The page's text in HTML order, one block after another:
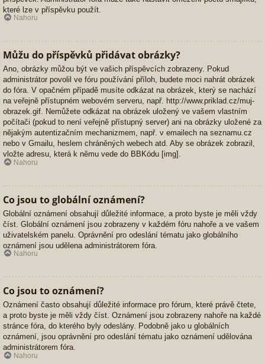
které lze v příspěvku použít.
Nahoru
Můžu do příspěvků přidávat obrázky?
Ano, obrázky můžou být ve vašich příspěvcích zobrazeny. Pokud
administrátor povolil ve fóru používání příloh, budete moci nahrát obrázek
do fóra. V opačném případě musíte odkázat na obrázek, který se nachází
na veřejně přístupném webovém serveru, např. http://www.priklad.cz/muj-
obrazek.gif. Nemůžete odkázat na obrázek uložený ve vašem vlastním
počítači (pokud to není veřejně přístupný server) ani na obrázky uložené za
nějakým autentizačním mechanizmem, např. v emailech na seznamu.cz
nebo v Gmailu, heslem chráněných webech atd. Aby se obrázek zobrazil,
vložte adresu, která k němu vede do BBKódu [img].
Nahoru
Co jsou to globální oznámení?
Globální oznámení obsahují důležité informace, a proto byste je měli vždy
číst. Globální oznámení jsou zobrazeny v každém fóru nahoře a ve vašem
uživatelském panelu. Oprávnění pro odeslání tématu jako globálního
oznámení jsou udělena administrátorem fóra.
Nahoru
Co jsou to oznámení?
Oznámení často obsahují důležité informace pro fórum, které právě čtete,
a proto byste je měli vždy číst. Oznámení jsou zobrazeny nahoře na každé
stránce fóra, do kterého byly odeslány. Podobně jako u globálních
oznámení, jsou oprávnění pro odeslání tématu jako oznámení udělována
administrátorem fóra.
Nahoru